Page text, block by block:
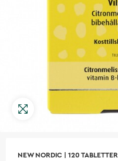
NEW NORDIC 120 TABLETTER